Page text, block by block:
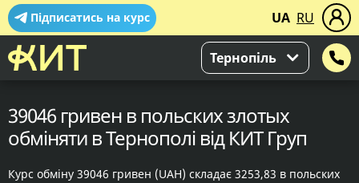
Підписатись на курс UA RU
Тернопіль
39046 гривен в польских злотых
обміняти в Тернополі від КИТ Груп
Курс обміну 39046 гривен (UAH) складає 3253,83 в польских